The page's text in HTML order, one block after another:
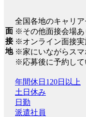
面
接
地
全国各地のキャリ
※その他面接会場あ
※オンライン面接実
※家にいながらス
※応募後に予約して
年間休日120日以上
土日休み
日勤
派遣社員